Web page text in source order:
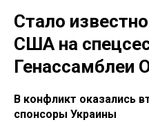
Стало
США на
Генассамблеи
В конфликт оказались
спонсоры Украины